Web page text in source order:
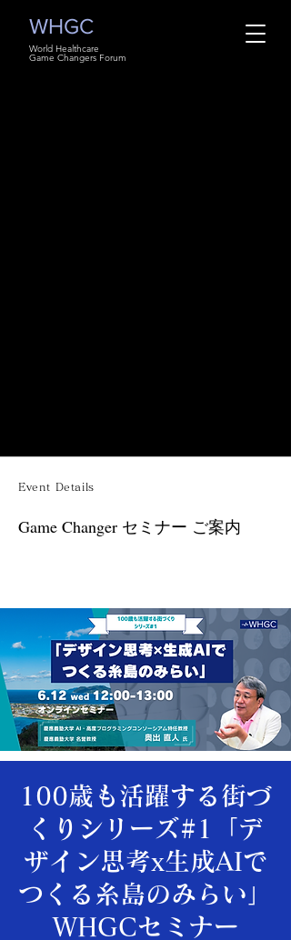
WHGC
World Healthcare
Game Changers Forum
Event Details
Game Changer セミナー ご案内
100歳も活躍する街づ
くりシリーズ#1「デ
ザイン思考x生成AIで
つくる糸島のみらい」
WHGCセミナー